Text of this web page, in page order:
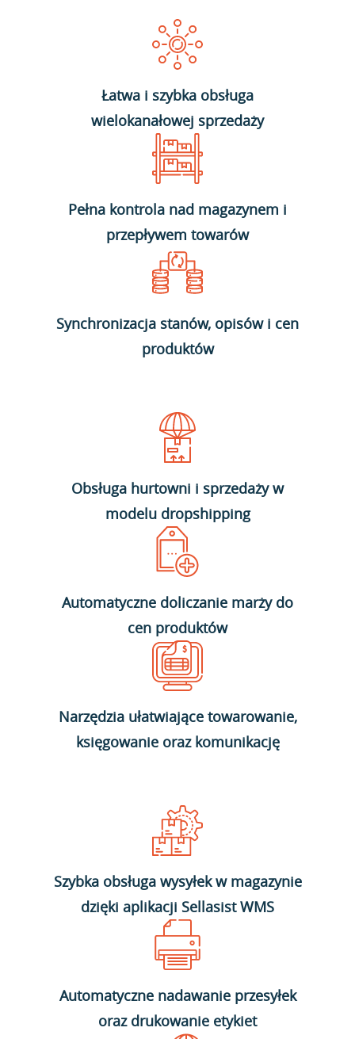
Łatwa i szybka obsługa
wielokanałowej sprzedaży
Pełna kontrola nad magazynem i
przepływem towarów
Synchronizacja stanów, opisów i cen
produktów
Obsługa hurtowni i sprzedaży w
modelu dropshipping
Automatyczne doliczanie marży do
cen produktów
Narzędzia ułatwiające towarowanie,
księgowanie oraz komunikację
Szybka obsługa wysyłek w magazynie
dzięki aplikacji Sellasist WMS
Automatyczne nadawanie przesyłek
oraz drukowanie etykiet